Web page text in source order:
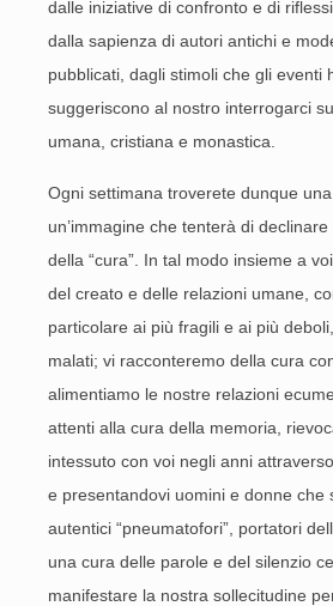
dalle iniziative di confronto e di
dalla sapienza di autori antichi e
pubblicati, dagli stimoli che gli eventi
suggeriscono al nostro interrogarci
umana, cristiana e monastica.
Ogni settimana troverete dunque
un’immagine che tenterà di
della “cura”. In tal modo insieme a
del creato e delle relazioni umane,
particolare ai più fragili e ai più
malati; vi racconteremo della cura
alimentiamo le nostre relazioni
attenti alla cura della memoria,
intessuto con voi negli anni
e presentandovi uomini e donne che
autentici “pneumatofori”, portatori
una cura delle parole e del silenzio
manifestare la nostra sollecitudine